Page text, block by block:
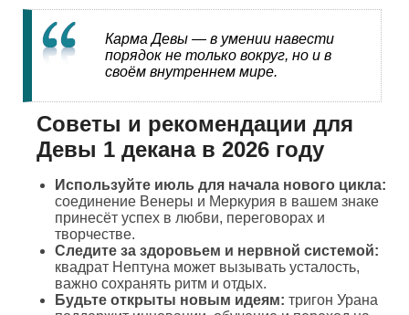
Карма Девы — в умении навести
порядок не только вокруг, но и в
своём внутреннем мире.
Советы и рекомендации для
Девы 1 декана в 2026 году
Используйте июль для начала нового цикла:
соединение Венеры и Меркурия в вашем знаке
принесёт успех в любви, переговорах и
творчестве.
Следите за здоровьем и нервной системой:
квадрат Нептуна может вызывать усталость,
важно сохранять ритм и отдых.
Будьте открыты новым идеям: тригон Урана